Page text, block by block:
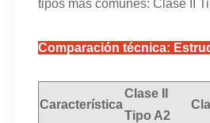
tipos más comunes: Clase II
Comparación técnica:
Característica
Clase II
Tipo A2